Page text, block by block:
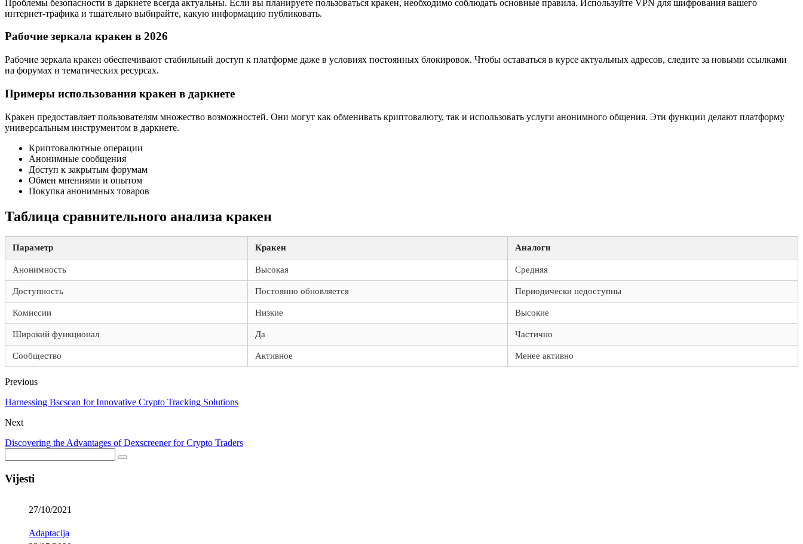
Проблемы безопасности в даркнете всегда актуальны. Если вы планируете пользоваться кракен, необходимо соблюдать основные правила. Используйте VPN для шифрования вашего
интернет-трафика и тщательно выбирайте, какую информацию публиковать.
Рабочие зеркала кракен в 2026
Рабочие зеркала кракен обеспечивают стабильный доступ к платформе даже в условиях постоянных блокировок. Чтобы оставаться в курсе актуальных адресов, следите за новыми ссылками
на форумах и тематических ресурсах.
Примеры использования кракен в даркнете
Кракен предоставляет пользователям множество возможностей. Они могут как обменивать криптовалюту, так и использовать услуги анонимного общения. Эти функции делают платформу
универсальным инструментом в даркнете.
Криптовалютные операции
Анонимные сообщения
Доступ к закрытым форумам
Обмен мнениями и опытом
Покупка анонимных товаров
Таблица сравнительного анализа кракен
Параметр Кракен Аналоги
Анонимность Высокая Средняя
Доступность Постоянно обновляется Периодически недоступны
Комиссии Низкие Высокие
Широкий функционал Да Частично
Сообщество Активное Менее активно
Previous
Harnessing Bscscan for Innovative Crypto Tracking Solutions
Next
Discovering the Advantages of Dexscreener for Crypto Traders
Vijesti
27/10/2021
Adaptacija